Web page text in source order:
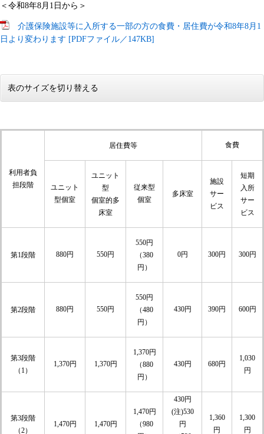
＜令和8年8月1日から＞
介護保険施設等に入所する一部の方の食費・居住費が令和8年8月1
日より変わります [PDFファイル／147KB]
表のサイズを切り替える
利用者負
担段階
居住費等 食費
ユニット
型個室
ユニット
型
個室的多
床室
従来型
個室
多床室
施設
サー
ビス
短期
入所
サー
ビス
第1段階 880円 550円
550円
（380
円）
0円 300円 300円
第2段階 880円 550円
550円
（480
円）
430円 390円 600円
第3段階
（1）
1,370円 1,370円
1,370円
（880
円）
430円 680円
1,030
円
第3段階
（2）
1,470円 1,470円
1,470円
（980
430円
(注)530
円
1,360
円
1,300
円